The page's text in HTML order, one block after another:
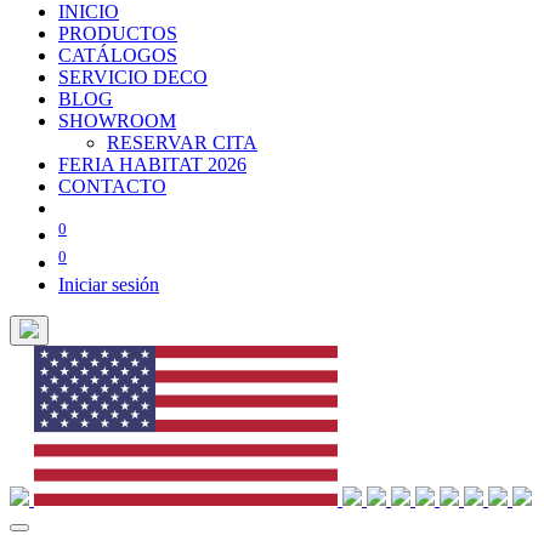
INICIO
PRODUCTOS
CATÁLOGOS
SERVICIO DECO
BLOG
SHOWROOM
RESERVAR CITA
FERIA HABITAT 2026
CONTACTO
0
0
Iniciar sesión